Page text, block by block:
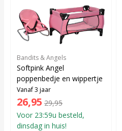
Bandits & Angels
Softpink Angel
poppenbedje en wippertje
Vanaf 3 jaar
26,95 29,95
Voor 23:59u besteld,
dinsdag in huis!